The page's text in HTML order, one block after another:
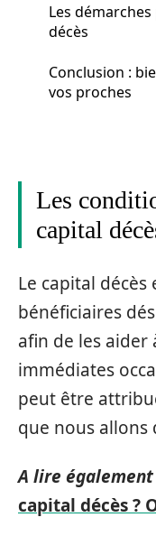
Les
décès
Conclusion :
vos proches
Les
capital
Le capital
bénéficiaires
afin de les aider
immédiates
peut être
que nous allons
A lire
capital décès ?